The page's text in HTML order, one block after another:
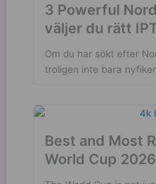
3 Powerful
väljer du rätt
Om du har sökt efter
troligen inte bara
Best and Most
World Cup